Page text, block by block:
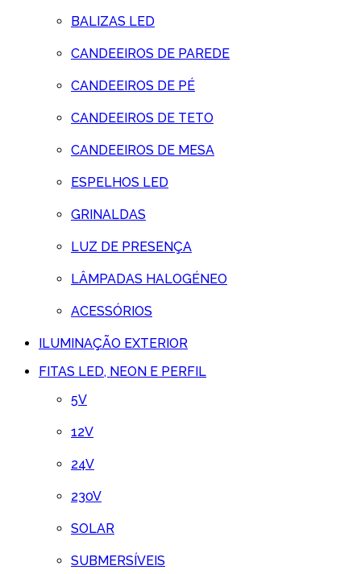
BALIZAS LED
CANDEEIROS DE PAREDE
CANDEEIROS DE PÉ
CANDEEIROS DE TETO
CANDEEIROS DE MESA
ESPELHOS LED
GRINALDAS
LUZ DE PRESENÇA
LÂMPADAS HALOGÉNEO
ACESSÓRIOS
ILUMINAÇÃO EXTERIOR
FITAS LED, NEON E PERFIL
5V
12V
24V
230V
SOLAR
SUBMERSÍVEIS